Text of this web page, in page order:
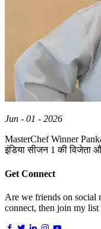
Jun - 01 - 2026
MasterChef Winner
इंडिया सीजन 1 की विजेता
Get Connect
Are we friends on social
connect, then join my